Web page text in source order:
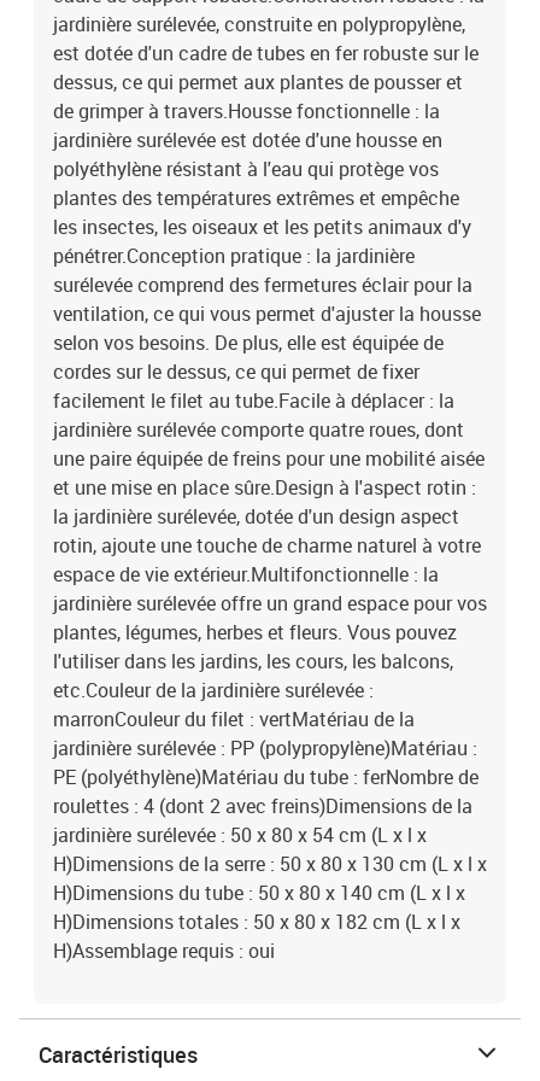
jardinière surélevée, construite en polypropylène,
est dotée d'un cadre de tubes en fer robuste sur le
dessus, ce qui permet aux plantes de pousser et
de grimper à travers.Housse fonctionnelle : la
jardinière surélevée est dotée d'une housse en
polyéthylène résistant à l'eau qui protège vos
plantes des températures extrêmes et empêche
les insectes, les oiseaux et les petits animaux d'y
pénétrer.Conception pratique : la jardinière
surélevée comprend des fermetures éclair pour la
ventilation, ce qui vous permet d'ajuster la housse
selon vos besoins. De plus, elle est équipée de
cordes sur le dessus, ce qui permet de fixer
facilement le filet au tube.Facile à déplacer : la
jardinière surélevée comporte quatre roues, dont
une paire équipée de freins pour une mobilité aisée
et une mise en place sûre.Design à l'aspect rotin :
la jardinière surélevée, dotée d'un design aspect
rotin, ajoute une touche de charme naturel à votre
espace de vie extérieur.Multifonctionnelle : la
jardinière surélevée offre un grand espace pour vos
plantes, légumes, herbes et fleurs. Vous pouvez
l'utiliser dans les jardins, les cours, les balcons,
etc.Couleur de la jardinière surélevée :
marronCouleur du filet : vertMatériau de la
jardinière surélevée : PP (polypropylène)Matériau :
PE (polyéthylène)Matériau du tube : ferNombre de
roulettes : 4 (dont 2 avec freins)Dimensions de la
jardinière surélevée : 50 x 80 x 54 cm (L x l x
H)Dimensions de la serre : 50 x 80 x 130 cm (L x l x
H)Dimensions du tube : 50 x 80 x 140 cm (L x l x
H)Dimensions totales : 50 x 80 x 182 cm (L x l x
H)Assemblage requis : oui
Caractéristiques